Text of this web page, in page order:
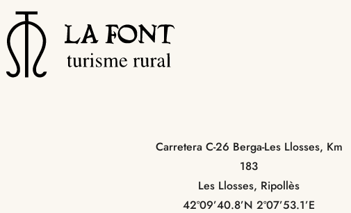
Carretera C-26 Berga-Les Llosses, Km
183
Les Llosses, Ripollès
42º09’40.8’N 2º07’53.1’E